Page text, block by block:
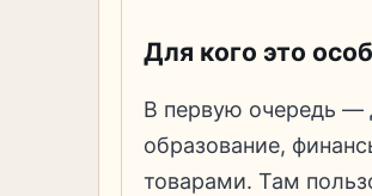
Для кого это
В первую очередь —
образование,
товарами. Там